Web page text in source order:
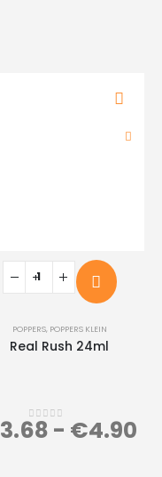
POPPERS, POPPERS KLEIN
Real Rush 24ml
0 out of 5
3.68 - €4.90
+